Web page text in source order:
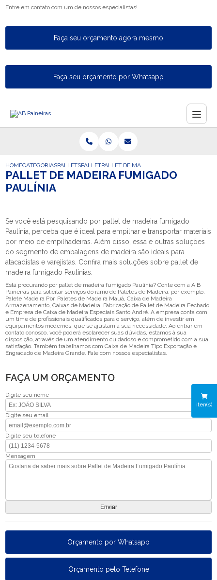
Entre em contato com um de nossos especialistas!
Faça seu orçamento agora mesmo
Faça seu orçamento por Whatsapp
iten(s)
HOMECATEGORIASPALLETSPALLETPALLET DE MADEIRA FUMIGADO PAULINIA
PALLET DE MADEIRA FUMIGADO
PAULÍNIA
Se você está pesquisando por pallet de madeira fumigado
Paulínia, perceba que é ideal para empilhar e transportar materiais
por meio de empilhadeiras. Além disso, essa e outras soluções
do segmento de embalagens de madeira são ideais para
atacadistas e varejistas. Confira mais soluções sobre pallet de
madeira fumigado Paulínias.
Está procurando por pallet de madeira fumigado Paulínia? Conte com a A B
Paineiras para solicitar serviços do ramo de Paletes de Madeira, por exemplo,
Palete Madeira Pbr, Paletes de Madeira Mauá, Caixa de Madeira
Armazenamento, Caixas de Madeira, Fabricação de Pallet de Madeira Fechado
e Empresa de Caixa de Madeira Especiais Santo André. A empresa conta com
um time de profissionais qualificados para o serviço, além de investir em
equipamentos modernos, que se ajustam a sua necessidade. Ao entrar em
contato conosco, você poderá esclarecer suas dúvidas, estamos à sua
disposição, através de um atendimento cuidadoso e comprometido com a sua
satisfação. Também trabalhamos com Caixa de Madeira Tipo Exportação e
Engradado de Madeira Grande. Fale com nossos especialistas.
FAÇA UM ORÇAMENTO
Digite seu nome
Digite seu email
Digite seu telefone
Mensagem
Orçamento por Whatsapp
Orçamento pelo Telefone